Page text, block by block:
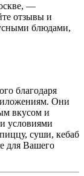
—
отзывы и
блюдами,
благодаря
Они
вкусом и
условиями
суши, кебаб
для Вашего